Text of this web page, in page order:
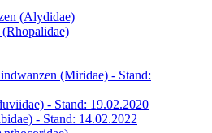
(Alydidae)
(Miridae) - Stand:
- Stand: 19.02.2020
- Stand: 14.02.2022